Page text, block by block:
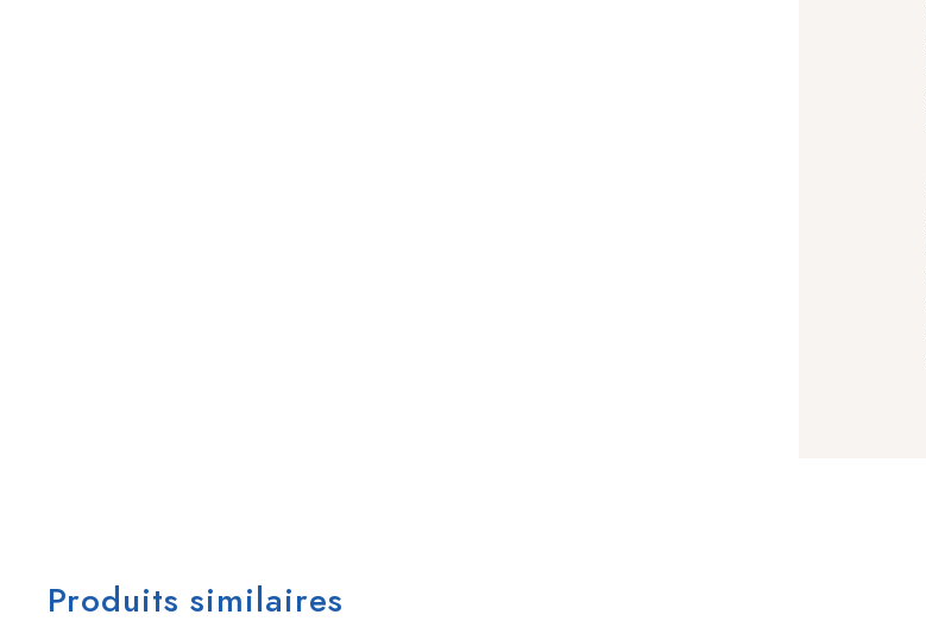
Produits similaires